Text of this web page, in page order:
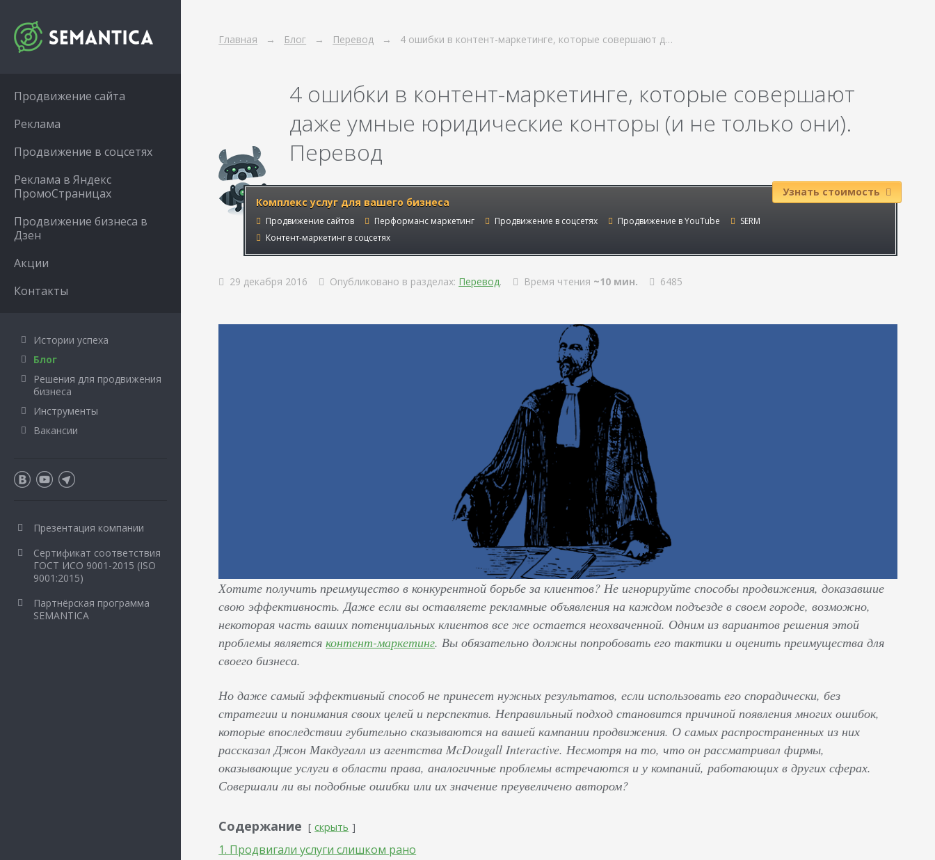
Главная Блог Перевод 4 ошибки в контент-маркетинге, которые совершают д…
4 ошибки в контент-маркетинге, которые совершают
даже умные юридические конторы (и не только они).
Перевод
Комплекс услуг для вашего бизнеса
Продвижение сайтов Перформанс маркетинг Продвижение в соцсетях Продвижение в YouTube
SERM
Контент-маркетинг в соцсетях
Узнать стоимость
29 декабря 2016 Опубликовано в разделах: Перевод. Время чтения ~10 мин. 6485
Хотите получить преимущество в конкурентной борьбе за клиентов? Не игнорируйте способы продвижения, доказавшие
свою эффективность. Даже если вы оставляете рекламные объявления на каждом подъезде в своем городе, возможно,
некоторая часть ваших потенциальных клиентов все же остается неохваченной. Одним из вариантов решения этой
проблемы являетсяконтент-маркетинг. Вы обязательно должны попробовать его тактики и оценить преимущества для
своего бизнеса.
Но даже самый эффективный способ не принесет нужных результатов, если использовать его спорадически, без
стратегии и понимания своих целей и перспектив. Неправильный подход становится причиной появления многих ошибок,
которые впоследствии губительно сказываются на вашей кампании продвижения. О самых распространенных из них
рассказал Джон Макдугалл из агентства McDougall Interactive. Несмотря на то, что он рассматривал фирмы,
оказывающие услуги в области права, аналогичные проблемы встречаются и у компаний, работающих в других сферах.
Совершали ли вы подобные ошибки или их значение преувеличено автором?
Содержание скрыть
1. Продвигали услуги слишком рано
Продвижение сайта
Реклама
Продвижение в соцсетях
Реклама в Яндекс
ПромоСтраницах
Продвижение бизнеса в
Дзен
Акции
Контакты
Истории успеха
Блог
Решения для продвижения
бизнеса
Инструменты
Вакансии
Презентация компании
Сертификат соответствия
ГОСТ ИСО 9001-2015 (ISO
9001:2015)
Партнёрская программа
SEMANTICA